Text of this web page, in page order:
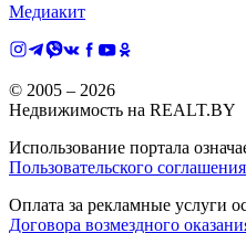
Медиакит
© 2005 – 2026
Недвижимость на REALT.BY
Использование портала
Пользовательского соглашения
Оплата за рекламные услуги
Договора возмездного